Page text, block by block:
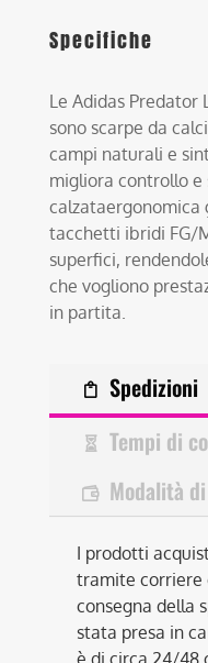
Specifiche
Le Adidas Predator
sono scarpe da
campi naturali e
migliora controllo
calzataergonomica
tacchetti ibridi FG/
superfici,
che vogliono
in partita.
Spedizioni
Tempi di
Modalità
I prodotti
tramite corriere
consegna della
stata presa in